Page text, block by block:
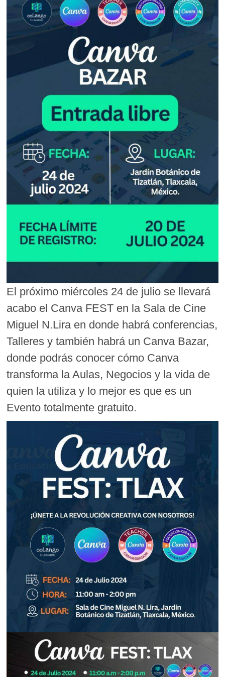
El próximo miércoles 24 de julio se llevará
acabo el Canva FEST en la Sala de Cine
Miguel N.Lira en donde habrá conferencias,
Talleres y también habrá un Canva Bazar,
donde podrás conocer cómo Canva
transforma la Aulas, Negocios y la vida de
quien la utiliza y lo mejor es que es un
Evento totalmente gratuito.